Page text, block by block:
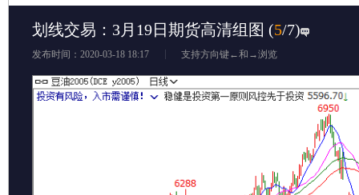
划线交易：3月19日期货高清组图 (5/7)
发布时间：2020-03-18 18:17 支持方向键←和→浏览